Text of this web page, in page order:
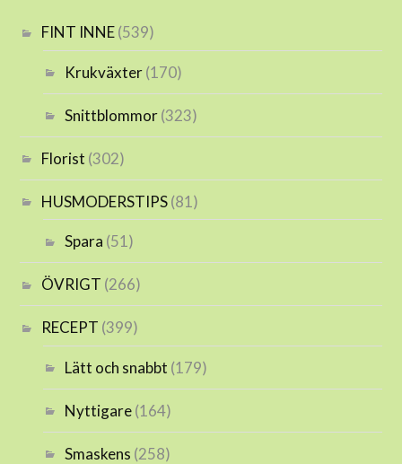
FINT INNE(539)
Krukväxter(170)
Snittblommor(323)
Florist (302)
HUSMODERSTIPS(81)
Spara (51)
ÖVRIGT (266)
RECEPT (399)
Lätt och snabbt (179)
Nyttigare(164)
Smaskens (258)